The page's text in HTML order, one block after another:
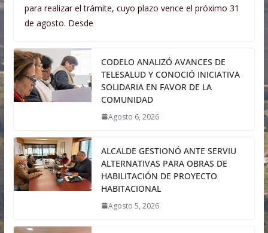
para realizar el trámite, cuyo plazo vence el próximo 31
de agosto. Desde
CODELO ANALIZÓ AVANCES DE
TELESALUD Y CONOCIÓ INICIATIVA
SOLIDARIA EN FAVOR DE LA
COMUNIDAD
Agosto 6, 2026
ALCALDE GESTIONÓ ANTE SERVIU
ALTERNATIVAS PARA OBRAS DE
HABILITACIÓN DE PROYECTO
HABITACIONAL
Agosto 5, 2026